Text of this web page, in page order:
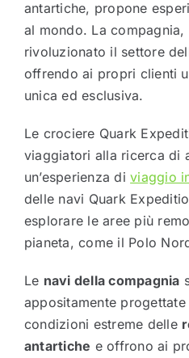
antartiche, propone
al mondo. La compagnia,
rivoluzionato il settore
offrendo ai propri clienti
unica ed esclusiva.
Le crociere Quark
viaggiatori alla ricerca di
un’esperienza diviaggio
delle navi Quark
esplorare le aree più
pianeta, come il Polo
Le navi della compagnia
appositamente
condizioni estreme delle
antartiche e offrono ai